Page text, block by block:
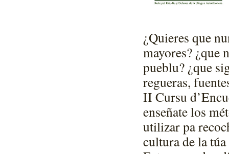
¿Quieres que
mayores? ¿que
pueblu? ¿que
regueras,
II Cursu
enseñate los
utilizar pa
cultura de la